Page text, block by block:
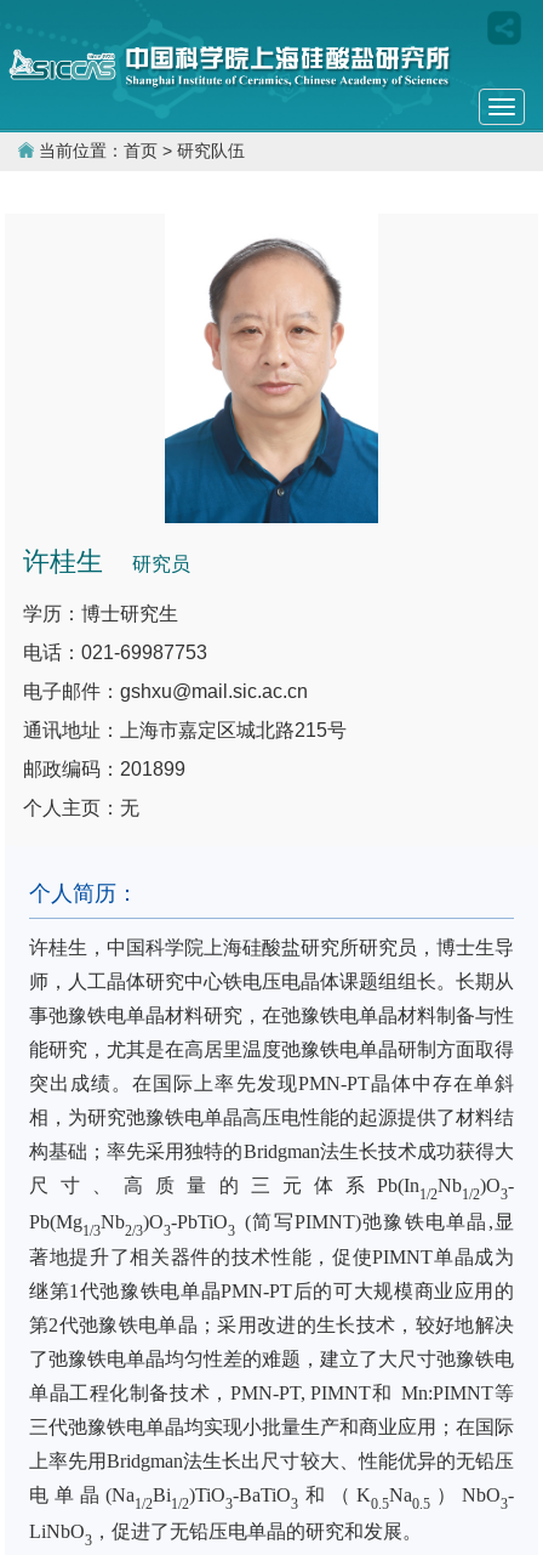
当前位置： 首页 > 研究队伍
许桂生 研究员
学历：博士研究生
电话：021-69987753
电子邮件：gshxu@mail.sic.ac.cn
通讯地址：上海市嘉定区城北路215号
邮政编码：201899
个人主页：无
个人简历：
许桂生 ，中国科学院上海硅酸盐研究所研究员，博士生导
师，人工晶体研究中心铁电压电晶体课题组组长。 长期从
事弛豫铁电单晶材料研究， 在弛豫铁电单晶材料制备与性
能研究，尤其是在高居里温度弛豫铁电单晶研制方面取得
突出成绩。在国际上率先发现PMN-PT晶体中存在单斜
相，为研究弛豫铁电单晶高压电性能的起源提供了材料结
构基础；率先采用独特的Bridgman法生长技术成功获得大
尺寸、高质量的三元体系Pb(In1/2Nb1/2)O3-
Pb(Mg1/3Nb2/3)O3-PbTiO3 (简写PIMNT)弛豫铁电单晶,显
著地提升了相关器件的技术性能， 促使PIMNT单晶成为
继第1代弛豫铁电单晶PMN-PT后的可大规模商业应用的
第2代弛豫铁电单晶；采用改进的生长技术，较好地解决
了弛豫铁电单晶均匀性差的难题，建立了大尺寸弛豫铁电
单晶工程化制备技术，PMN-PT, PIMNT和 Mn:PIMNT等
三代弛豫铁电单晶均实现小批量生产和商业应用； 在国际
上率先用Bridgman法生长出尺寸较大、性能优异的无铅压
电单晶(Na1/2Bi1/2)TiO3-BaTiO3 和（K0.5Na0.5 ）NbO3-
LiNbO3 ，促进了无铅压电单晶的研究和发展。